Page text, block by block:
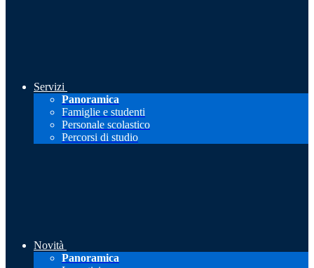
Servizi
Panoramica
Famiglie e studenti
Personale scolastico
Percorsi di studio
Novità
Panoramica